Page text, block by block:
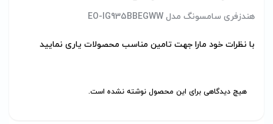
هندزفری سامسونگ مدل EO-IG935BBEGWW
با نظرات خود مارا جهت تامین مناسب محصولات یاری نمایید
هیچ دیدگاهی برای این محصول نوشته نشده است.